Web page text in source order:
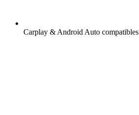
Carplay & Android Auto compatibles